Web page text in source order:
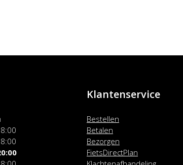
Klantenservice
Bestellen
Betalen
Bezorgen
FietsDirectPlan